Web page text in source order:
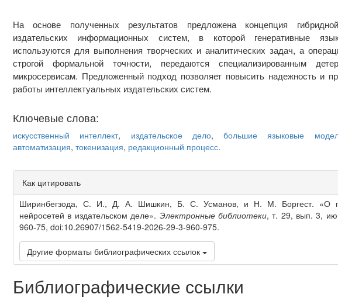
На основе полученных результатов предложена концепция
издательских информационных систем, в которой генеративные
используются для выполнения творческих и аналитических задач, а
строгой формальной точности, передаются специализированным
микросервисам. Предложенный подход позволяет повысить надежность и
работы интеллектуальных издательских систем.
Ключевые слова:
искусственный интеллект, издательское дело,большие языковые
автоматизация, токенизация, редакционный процесс.
Article
Details
Как цитировать
Ширинбегзода, С. И., Д. А. Шишкин, Б. С. Усманов, и Н. М. Боргест. «О
нейросетей в издательском деле». Электронные библиотеки, т. 29, вып. 3,
960-75, doi:10.26907/1562-5419-2026-29-3-960-975.
Другие форматы библиографических ссылок
Библиографические ссылки